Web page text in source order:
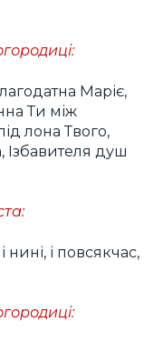
Маріє,
Ти між
лона Твого,
Ізбавителя душ
і повсякчас,